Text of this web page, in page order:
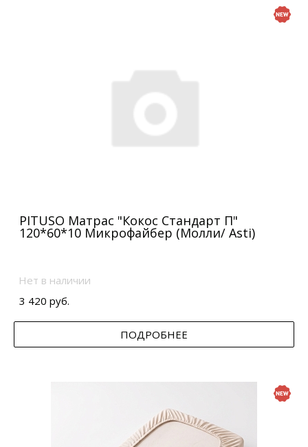
PITUSO Матрас "Кокос Стандарт П"
120*60*10 Микрофайбер (Молли/ Asti)
Нет в наличии
3 420 руб.
ПОДРОБНЕЕ